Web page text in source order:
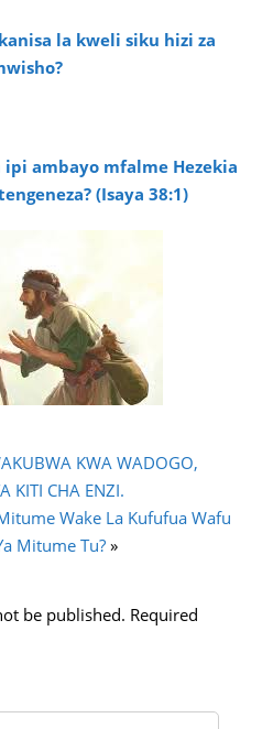
la kweli siku hizi za
ambayo mfalme Hezekia
(Isaya 38:1)
KWA WADOGO,
KITI CHA ENZI.
Wake La Kufufua Wafu
Mitume Tu? »
be published. Required